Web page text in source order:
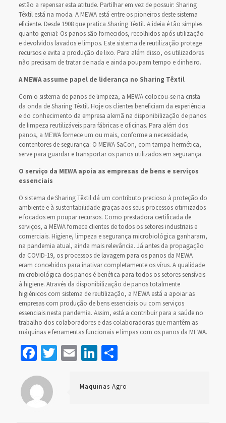
estão a repensar esta atitude. Partilhar em vez de possuir: Sharing
Têxtil está na moda. A MEWA está entre os pioneiros deste sistema
eficiente. Desde 1908 que pratica Sharing Têxtil. A ideia é tão simples
quanto genial: Os panos são fornecidos, recolhidos após utilização
e devolvidos lavados e limpos. Este sistema de reutilização protege
recursos e evita a produção de lixo. Para além disso, os utilizadores
não precisam de tratar de nada e ainda poupam tempo e dinheiro.
A MEWA assume papel de liderança no Sharing Têxtil
Com o sistema de panos de limpeza, a MEWA colocou-se na crista
da onda de Sharing Têxtil. Hoje os clientes beneficiam da experiência
e do conhecimento da empresa alemã na disponibilização de panos
de limpeza reutilizáveis para fábricas e oficinas. Para além dos
panos, a MEWA fornece um ou mais, conforme a necessidade,
contentores de segurança: O MEWA SaCon, com tampa hermética,
serve para guardar e transportar os panos utilizados em segurança.
O serviço da MEWA apoia as empresas de bens e serviços
essenciais
O sistema de Sharing Têxtil dá um contributo precioso à proteção do
ambiente e à sustentabilidade graças aos seus processos otimizados
e focados em poupar recursos. Como prestadora certificada de
serviços, a MEWA fornece clientes de todos os setores industriais e
comerciais. Higiene, limpeza e segurança microbiológica ganharam,
na pandemia atual, ainda mais relevância. Já antes da propagação
da COVID-19, os processos de lavagem para os panos da MEWA
eram concebidos para inativar completamente os vírus. A qualidade
microbiológica dos panos é benéfica para todos os setores sensíveis
à higiene. Através da disponibilização de panos totalmente
higiénicos com sistema de reutilização, a MEWA está a apoiar as
empresas com produção de bens essenciais ou com serviços
essenciais nesta pandemia. Assim, está a contribuir para a saúde no
trabalho dos colaboradores e das colaboradoras que mantêm as
máquinas e ferramentas funcionais e limpas com os panos da MEWA.
Facebook
Twitter
EmailLinkedIn
Share
Maquinas Agro